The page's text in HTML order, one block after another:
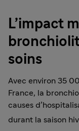
L’impact
soins
Avec environ 35
France, la
causes
durant la saison